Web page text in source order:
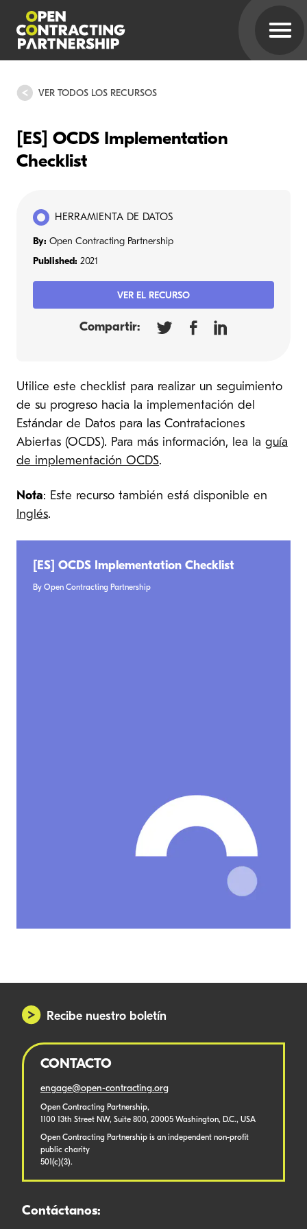
VER TODOS LOS RECURSOS
[ES] OCDS Implementation
Checklist
HERRAMIENTA DE DATOS
By: Open Contracting Partnership
Published: 2021
VER EL RECURSO
Compartir:
Utilice este checklist para realizar un seguimiento
de su progreso hacia la implementación del
Estándar de Datos para las Contrataciones
Abiertas (OCDS). Para más información, lea la guía
de implementación OCDS.
Nota: Este recurso también está disponible en
Inglés.
[ES] OCDS Implementation Checklist
By Open Contracting Partnership
Recibe nuestro boletín
CONTACTO
engage@open-contracting.org
Open Contracting Partnership,
1100 13th Street NW, Suite 800, 20005 Washington, D.C., USA
Open Contracting Partnership is an independent non-profit
public charity
501(c)(3).
Contáctanos: